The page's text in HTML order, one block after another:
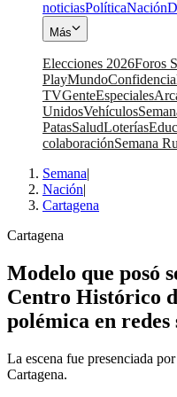
noticiasPolíticaNación
Más
Elecciones 2026Foros
PlayMundo
TVGenteEspeciales
UnidosVehículos
PatasSaludLoterías
colaboraciónSemana
Semana|
Nación|
Cartagena
Cartagena
Modelo que posó
Centro Histórico
polémica en redes
La escena fue presenciada
Cartagena.